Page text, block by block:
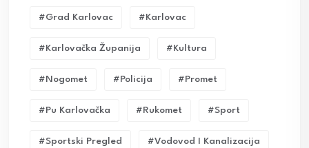
#grad Karlovac #karlovac
#karlovačka Županija #kultura
#nogomet #policija #promet
#pu Karlovačka #rukomet #sport
#sportski Pregled #vodovod I Kanalizacija